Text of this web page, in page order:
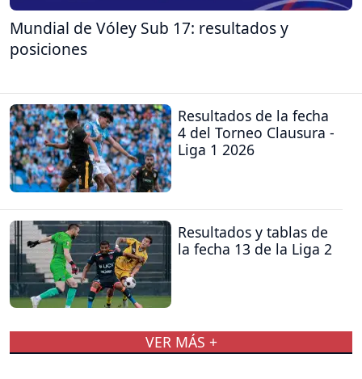
Mundial de Vóley Sub 17: resultados y
posiciones
Resultados de la fecha
4 del Torneo Clausura -
Liga 1 2026
Resultados y tablas de
la fecha 13 de la Liga 2
VER MÁS +